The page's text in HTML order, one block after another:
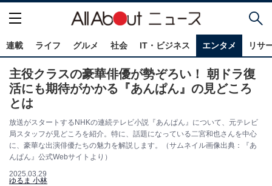
連載 ライフ グルメ 社会 IT・ビジネス エンタメ リサ
主役クラスの豪華俳優が勢ぞろい！ 朝ドラ復
活にも期待がかかる『あんぱん』の見どころ
とは
放送がスタートするNHKの連続テレビ小説『あんぱん』について、元テレビ
局スタッフが見どころを紹介。特に、話題になっている二宮和也さんを中心
に、豪華な出演俳優たちの魅力を解説します。（サムネイル画像出典：『あ
んぱん』公式Webサイトより）
2025.03.29
ゆるま 小林